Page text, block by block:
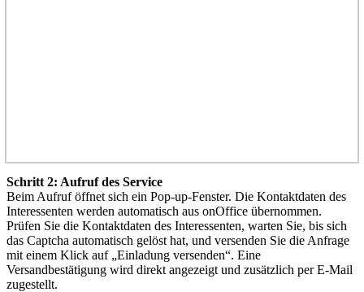
Schritt 2: Aufruf des Service
Beim Aufruf öffnet sich ein Pop-up-Fenster. Die Kontaktdaten des
Interessenten werden automatisch aus onOffice übernommen.
Prüfen Sie die Kontaktdaten des Interessenten, warten Sie, bis sich
das Captcha automatisch gelöst hat, und versenden Sie die Anfrage
mit einem Klick auf „Einladung versenden“. Eine
Versandbestätigung wird direkt angezeigt und zusätzlich per E-Mail
zugestellt.